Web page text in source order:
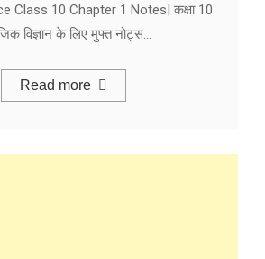
Class 10 Chapter 1 Notes| कक्षा 10
विज्ञान के लिए मुफ्त नोट्स…
Read more